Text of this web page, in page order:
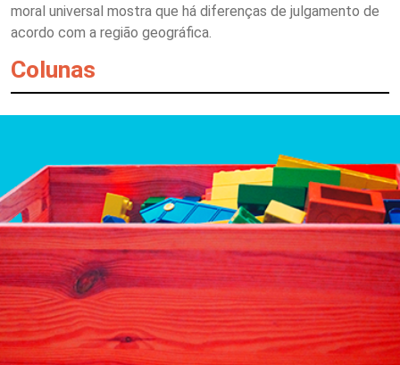
moral universal mostra que há diferenças de julgamento de
acordo com a região geográfica.
Colunas